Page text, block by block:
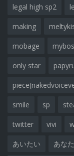
legal high sp2
making
mobage
only star
smile sp
twitter vivi
あいたい あな